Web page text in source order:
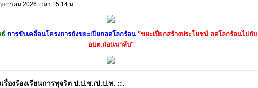
ภาคม 2026 เวลา 15:14 น.
การขับเคลื่อนโครงการถังขยะเปียกลดโลกร้อน"ขยะเปียกสร้างประโยชน์ ลดโลกร้อนไปกับ
อบต.ถ่อนนาลับ"
รื่องร้องเรียนการทุจริต ป.ป.ช./ป.ป.ท. ::.